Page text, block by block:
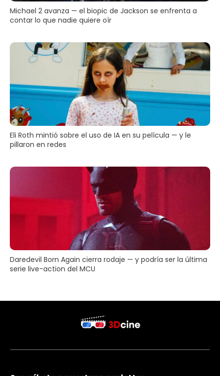
Michael 2 avanza — el biopic de Jackson se enfrenta a
contar lo que nadie quiere oír
Eli Roth mintió sobre el uso de IA en su película — y le
pillaron en redes
Daredevil Born Again cierra rodaje — y podría ser la última
serie live-action del MCU